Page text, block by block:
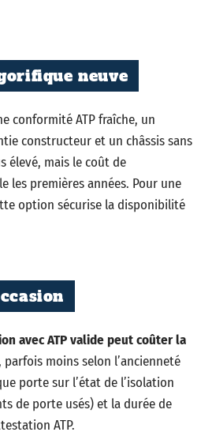
neuve
conformité ATP fraîche, un
constructeur et un châssis sans
élevé, mais le coût de
les premières années. Pour une
option sécurise la disponibilité
avec ATP valide peut coûter la
parfois moins selon l’ancienneté
porte sur l’état de l’isolation
de porte usés) et la durée de
ATP.